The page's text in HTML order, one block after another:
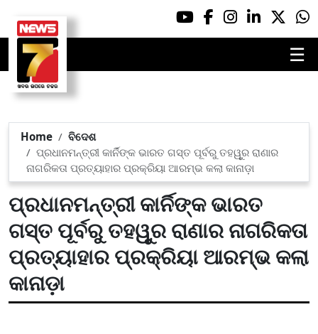
☰
Home
ବିଦେଶ
ପ୍ରଧାନମନ୍ତ୍ରୀ କାର୍ନିଙ୍କ ଭାରତ ଗସ୍ତ ପୂର୍ବରୁ ତହୱୁର ରାଣାର
ନାଗରିକତା ପ୍ରତ୍ୟାହାର ପ୍ରକ୍ରିୟା ଆରମ୍ଭ କଲା କାନାଡ଼ା
ପ୍ରଧାନମନ୍ତ୍ରୀ କାର୍ନିଙ୍କ ଭାରତ
ଗସ୍ତ ପୂର୍ବରୁ ତହୱୁର ରାଣାର ନାଗରିକତା
ପ୍ରତ୍ୟାହାର ପ୍ରକ୍ରିୟା ଆରମ୍ଭ କଲା
କାନାଡ଼ା